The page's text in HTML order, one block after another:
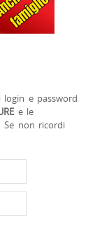
login e password
e le
Se non ricordi